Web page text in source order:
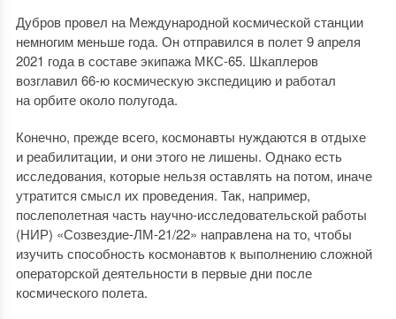
Дубров провел на Международной космической станции
немногим меньше года. Он отправился в полет 9 апреля
2021 года в составе экипажа МКС-65. Шкаплеров
возглавил 66-ю космическую экспедицию и работал
на орбите около полугода.
Конечно, прежде всего, космонавты нуждаются в отдыхе
и реабилитации, и они этого не лишены. Однако есть
исследования, которые нельзя оставлять на потом, иначе
утратится смысл их проведения. Так, например,
послеполетная часть научно-исследовательской работы
(НИР) «Созвездие-ЛМ-21/22» направлена на то, чтобы
изучить способность космонавтов к выполнению сложной
операторской деятельности в первые дни после
космического полета.